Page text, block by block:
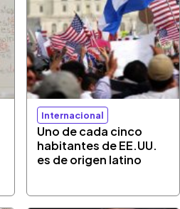
Internacional
Uno de cada cinco
habitantes de EE.UU.
es de origen latino